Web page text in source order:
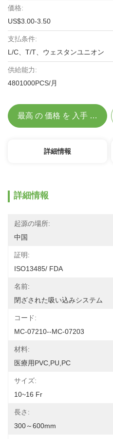
価格:
US$3.00-3.50
支払条件:
L/C、T/T、ウェスタンユニオン
供給能力:
4801000PCS/月
最高 の 価格 を 入手 する
詳細情報
詳細情報
起源の場所:
中国
証明:
ISO13485/ FDA
名前:
閉ざされた吸い込みシステム
コード:
MC-07210--MC-07203
材料:
医療用PVC,PU,PC
サイズ:
10~16 Fr
長さ:
300～600mm